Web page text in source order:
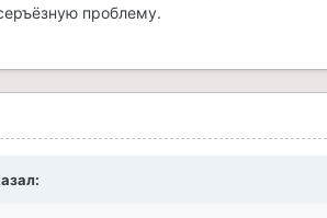
проблему.